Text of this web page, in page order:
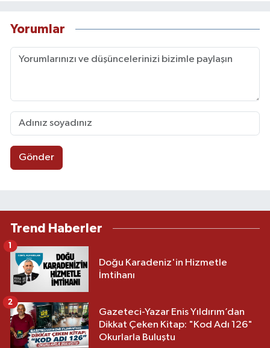
Yorumlar
Gönder
Trend Haberler
Doğu Karadeniz'in Hizmetle
İmtihanı
1
Gazeteci-Yazar Enis Yıldırım’dan
Dikkat Çeken Kitap: "Kod Adı 126"
Okurlarla Buluştu
2